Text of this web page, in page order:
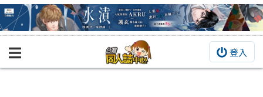
登入
BOOKY書集倉庫